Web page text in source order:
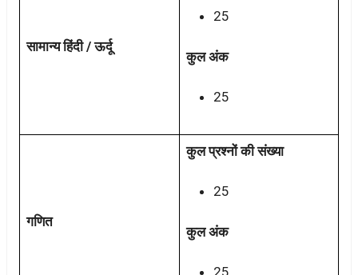
सामान्य हिंदी / ऊर्दू
25
कुल अंक
25
गणित
कुल प्रश्नों की संख्या
25
कुल अंक